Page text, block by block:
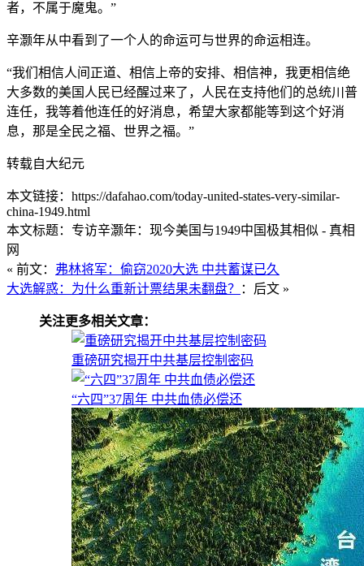
者，不属于魔鬼。”
辛灏年从中看到了一个人的命运可与世界的命运相连。
“我们相信人间正道、相信上帝的安排、相信神，我更相信绝
大多数的美国人民已经醒过来了，人民在支持他们的总统川普
连任，我等着他连任的好消息，希望大家都能等到这个好消
息，那是全民之福、世界之福。”
转载自大纪元
本文链接：https://dafahao.com/today-united-states-very-similar-
china-1949.html
本文标题：专访辛灏年：现今美国与1949中国极其相似 - 真相
网
« 前文： 弗林将军：偷窃2020大选 中共蓄谋已久
大选解惑：为什么重新计票结果未翻盘？
：后文 »
关注更多相关文章：
重磅研究揭开中共基层控制密码
“六四”37周年 中共血债必偿还